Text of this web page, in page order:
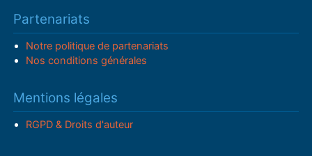
Partenariats
Notre politique de partenariats
Nos conditions générales
Mentions légales
RGPD & Droits d'auteur